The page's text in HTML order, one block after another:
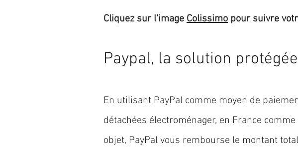
Cliquez sur l'image Colissimo pour suivre
Paypal, la solution
En utilisant PayPal comme moyen de
détachées électroménager, en France comme
objet, PayPal vous rembourse le montant